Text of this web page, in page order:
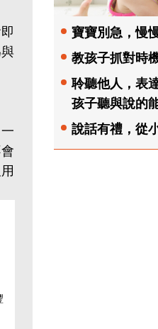
寶寶別急，慢
教孩子抓對時
聆聽他人，表
孩子聽與說的
說話有禮，從